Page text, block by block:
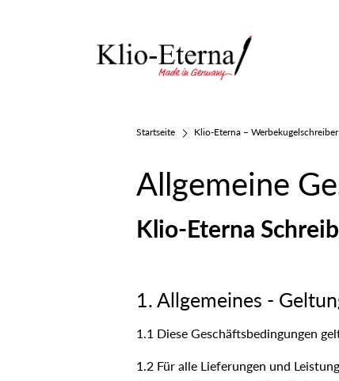
Startseite Klio-Eterna –
Allgemeine
Klio-Eterna
1. Allgemeines -
1.1 Diese Geschäftsbedingungen
1.2 Für alle Lieferungen und